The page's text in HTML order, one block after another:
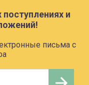
и
письма с